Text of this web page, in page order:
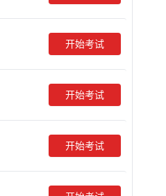
开始考试
开始考试
开始考试